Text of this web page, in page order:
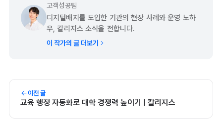
고객성공팀
디지털배지를 도입한 기관의 현장 사례와 운영 노하
우, 칼리지스 소식을 전합니다.
이 작가의 글 더보기
이전 글
교육 행정 자동화로 대학 경쟁력 높이기 | 칼리지스